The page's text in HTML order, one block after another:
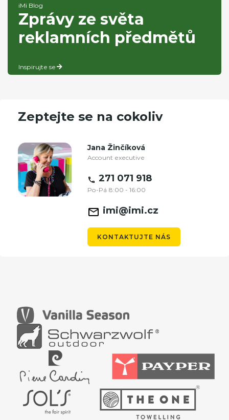
iMi Blog
Zprávy ze světa
reklamních předmětů
Inspirujte se
Zeptejte se na cokoliv
Jana Žinčíková
Account executive
271 071 918
Po-Pá 8:00 - 16:00
imi@imi.cz
KONTAKTUJTE NÁS